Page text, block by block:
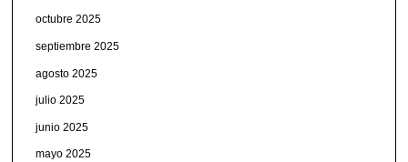
octubre 2025
septiembre 2025
agosto 2025
julio 2025
junio 2025
mayo 2025